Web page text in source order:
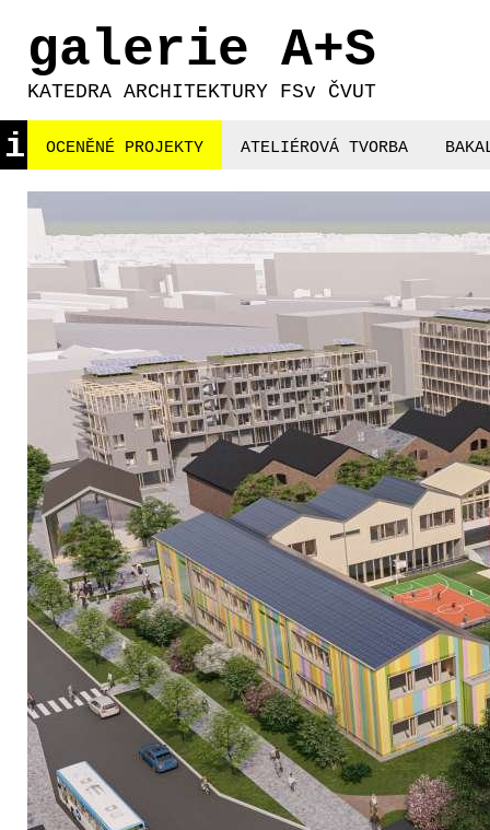
galerie A+S
KATEDRA ARCHITEKTURY FSv ČVUT
i OCENĚNÉ PROJEKTY ATELIÉROVÁ TVORBA